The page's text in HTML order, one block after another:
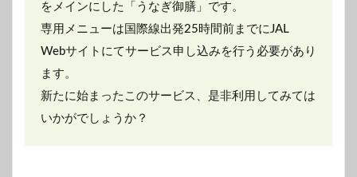
をメインにした「うなぎ御膳」です。
専用メニューは国際線出発25時間前までにJAL
Webサイトにてサービス申し込みを行う必要があり
ます。
新たに始まったこのサービス、是非利用してみては
いかがでしょうか？